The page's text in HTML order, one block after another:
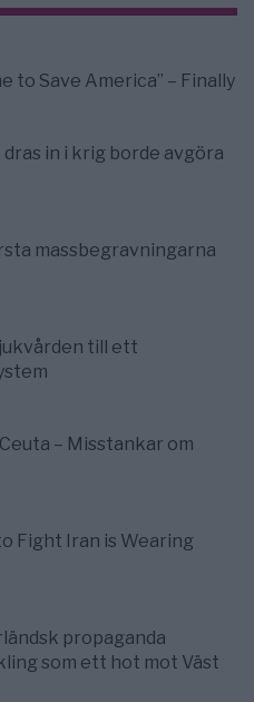
to Save America” – Finally
in i krig borde avgöra
massbegravningarna
till ett
– Misstankar om
Fight Iran is Wearing
propaganda
som ett hot mot Väst